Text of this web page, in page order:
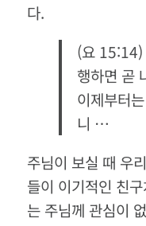
다.
(요15:14)
행하면 곧
이제부터는
니 …
주님이 보실 때 우
들이 이기적인 친
는 주님께 관심이